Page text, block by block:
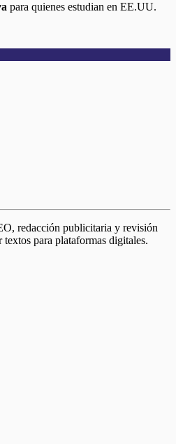
para quienes estudian en EE.UU.
redacción publicitaria y revisión
para plataformas digitales.